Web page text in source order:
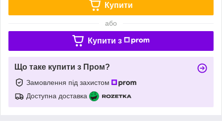
Купити
або
Купити з
Що таке купити з Пром?
Замовлення під захистом
Доступна доставка